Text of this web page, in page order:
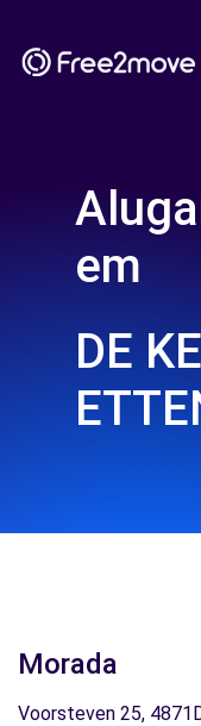
em
DE
Morada
Voorsteven 25,